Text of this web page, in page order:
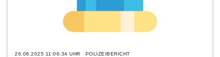
26.06.2025 11:06:34 UHR POLIZEIBERICHT